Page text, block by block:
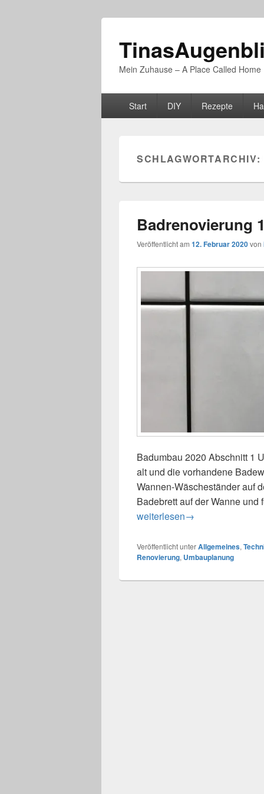
Mein Zuhause – A Place Called Home
PrimäresStart DIY Rezepte
SCHLAGWORTARCHIV:
Badrenovierung
Veröffentlicht am 12. Februar 2020von
Badumbau 2020 Abschnitt 1
alt und die vorhandene
Wannen-Wäscheständer auf
Badebrett auf der Wanne
Badrenovierung 1.Teil
weiterlesen→
Veröffentlicht unterAllgemeines,
Renovierung, Umbauplanung